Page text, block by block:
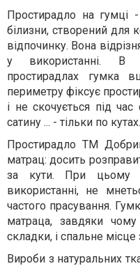
Простирадло на гумці
білизни, створений для
відпочинку. Вона
у використанні. В
простирадлах гумка
периметру фіксує
і не скочується під
сатину ... - тільки по кутах.
Простирадло ТМ
матрац: досить
за кути. При цьому
використанні, не
частого прасування.
матраца, завдяки
складки, і спальне
Вироби з натуральних